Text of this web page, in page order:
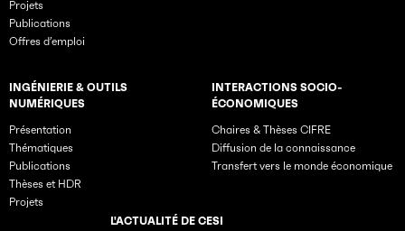
Projets
Publications
Offres d’emploi
INGÉNIERIE & OUTILS
NUMÉRIQUES
Présentation
Thématiques
Publications
Thèses et HDR
Projets
INTERACTIONS SOCIO-
ÉCONOMIQUES
Chaires & Thèses CIFRE
Diffusion de la connaissance
Transfert vers le monde économique
L'ACTUALITÉ DE CESI